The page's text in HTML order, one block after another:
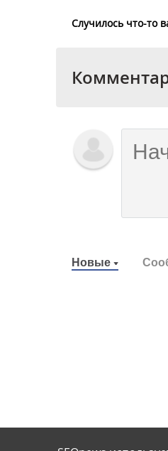
Случилось что-то
Новые